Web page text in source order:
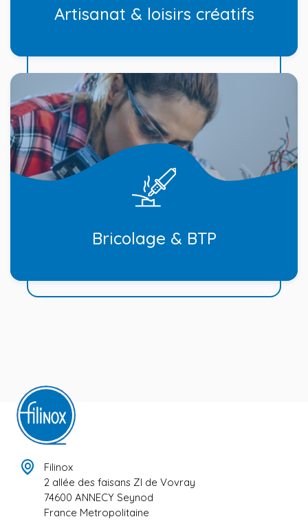
Artisanat & loisirs créatifs
Bricolage & BTP
Filinox
2 allée des faisans ZI de Vovray
74600 ANNECY Seynod
France Metropolitaine